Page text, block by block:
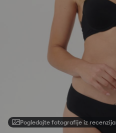
Pogledajte fotografije iz recenzija